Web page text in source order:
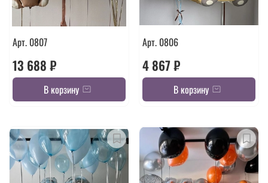
Арт. 0807
13 688 ₽
В корзину
Арт. 0806
4 867 ₽
В корзину